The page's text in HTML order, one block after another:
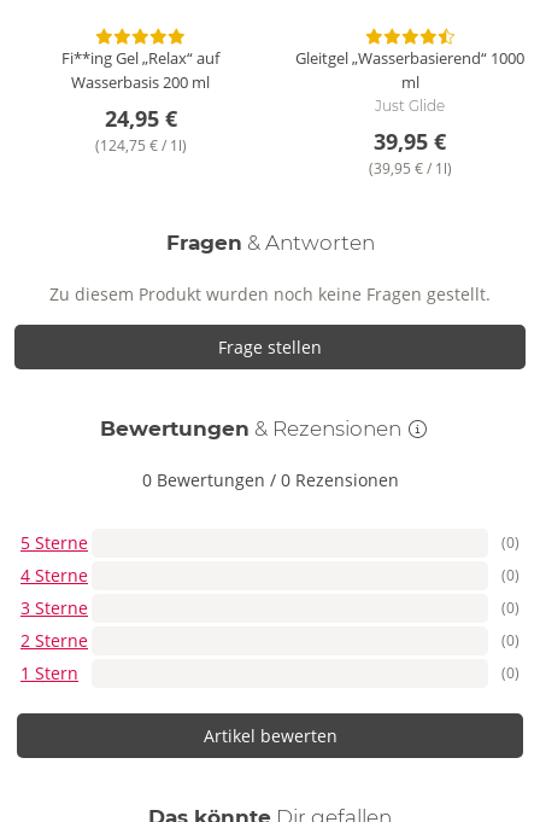
Fi**ing Gel „Relax“ auf
Wasserbasis200 ml
24,95 €
(124,75 € / 1l)
Gleitgel „Wasserbasierend“ 1000
ml
Just Glide
39,95 €
(39,95 € / 1l)
Fragen & Antworten
Zu diesem Produkt wurden noch keine Fragen gestellt.
Frage stellen
Bewertungen & Rezensionen
0 Bewertungen / 0 Rezensionen
5 Sterne (0)
4 Sterne (0)
3 Sterne (0)
2 Sterne (0)
1 Stern (0)
Artikel bewerten
Das könnte Dir auch
gefallen